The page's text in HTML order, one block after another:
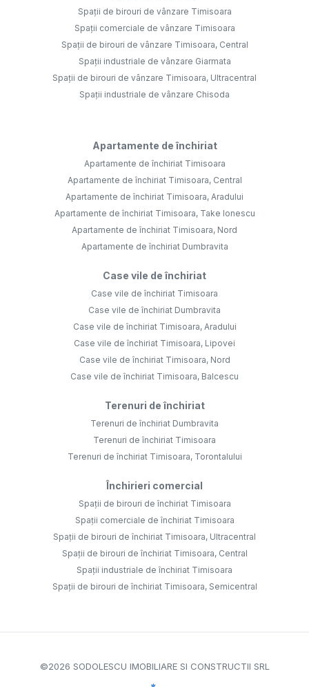
Spații de birouri de vânzare Timisoara
Spații comerciale de vânzare Timisoara
Spații de birouri de vânzare Timisoara, Central
Spații industriale de vânzare Giarmata
Spații de birouri de vânzare Timisoara, Ultracentral
Spații industriale de vânzare Chisoda
Apartamente de închiriat
Apartamente de închiriat Timisoara
Apartamente de închiriat Timisoara, Central
Apartamente de închiriat Timisoara, Aradului
Apartamente de închiriat Timisoara, Take Ionescu
Apartamente de închiriat Timisoara, Nord
Apartamente de închiriat Dumbravita
Case vile de închiriat
Case vile de închiriat Timisoara
Case vile de închiriat Dumbravita
Case vile de închiriat Timisoara, Aradului
Case vile de închiriat Timisoara, Lipovei
Case vile de închiriat Timisoara, Nord
Case vile de închiriat Timisoara, Balcescu
Terenuri de închiriat
Terenuri de închiriat Dumbravita
Terenuri de închiriat Timisoara
Terenuri de închiriat Timisoara, Torontalului
Închirieri comercial
Spații de birouri de închiriat Timisoara
Spații comerciale de închiriat Timisoara
Spații de birouri de închiriat Timisoara, Ultracentral
Spații de birouri de închiriat Timisoara, Central
Spații industriale de închiriat Timisoara
Spații de birouri de închiriat Timisoara, Semicentral
©2026 SODOLESCU IMOBILIARE SI CONSTRUCTII SRL